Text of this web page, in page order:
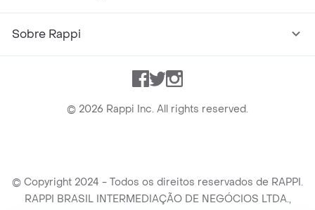
Sobre Rappi
Facebook
TwitterInstagram
© 2026 Rappi Inc. All rights reserved.
© Copyright 2024 - Todos os direitos reservados de RAPPI.
RAPPI BRASIL INTERMEDIAÇÃO DE NEGÓCIOS LTDA.,